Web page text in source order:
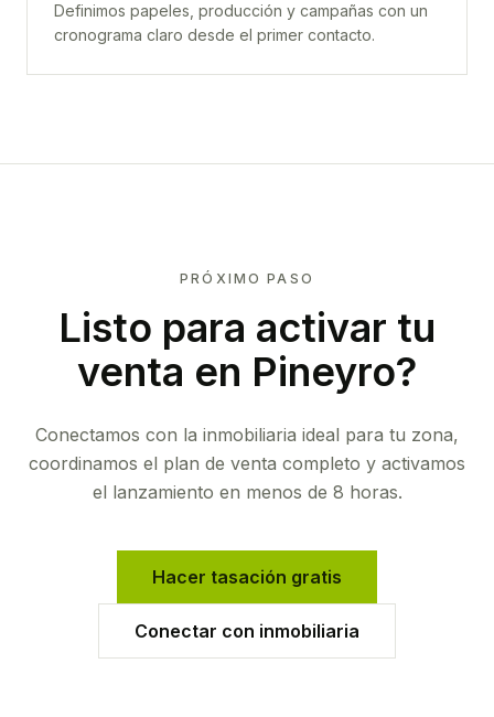
Definimos papeles, producción y campañas con un
cronograma claro desde el primer contacto.
PRÓXIMO PASO
Listo para activar tu
venta en Pineyro?
Conectamos con la inmobiliaria ideal para tu zona,
coordinamos el plan de venta completo y activamos
el lanzamiento en menos de 8 horas.
Hacer tasación gratis
Conectar con inmobiliaria